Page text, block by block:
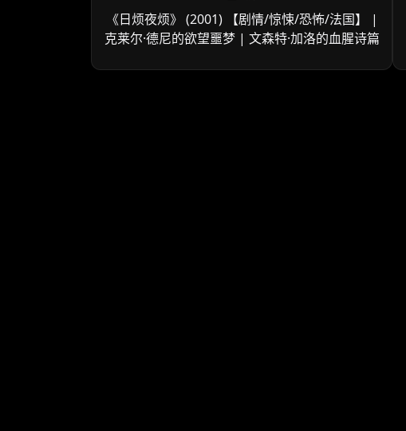
《日烦夜烦》 (2001) 【剧情/惊悚/恐怖/法国】 |
克莱尔·德尼的欲望噩梦 | 文森特·加洛的血腥诗篇